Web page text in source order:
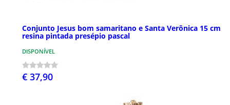
Conjunto Jesus bom samaritano e Santa Verônica 15 cm
resina pintada presépio pascal
DISPONÍVEL
€ 37,90